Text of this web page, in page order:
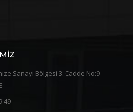
Sanayi Bölgesi 3. Cadde No:9
49